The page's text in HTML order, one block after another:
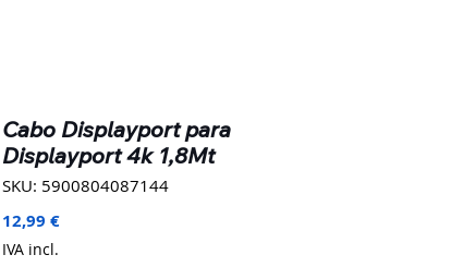
Cabo Displayport para
Displayport 4k 1,8Mt
SKU: 5900804087144
12,99 €Preço
IVA incl.